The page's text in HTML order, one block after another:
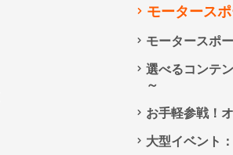
モータース
モータースポ
選べるコンテ
～
お手軽参戦！
大型イベント